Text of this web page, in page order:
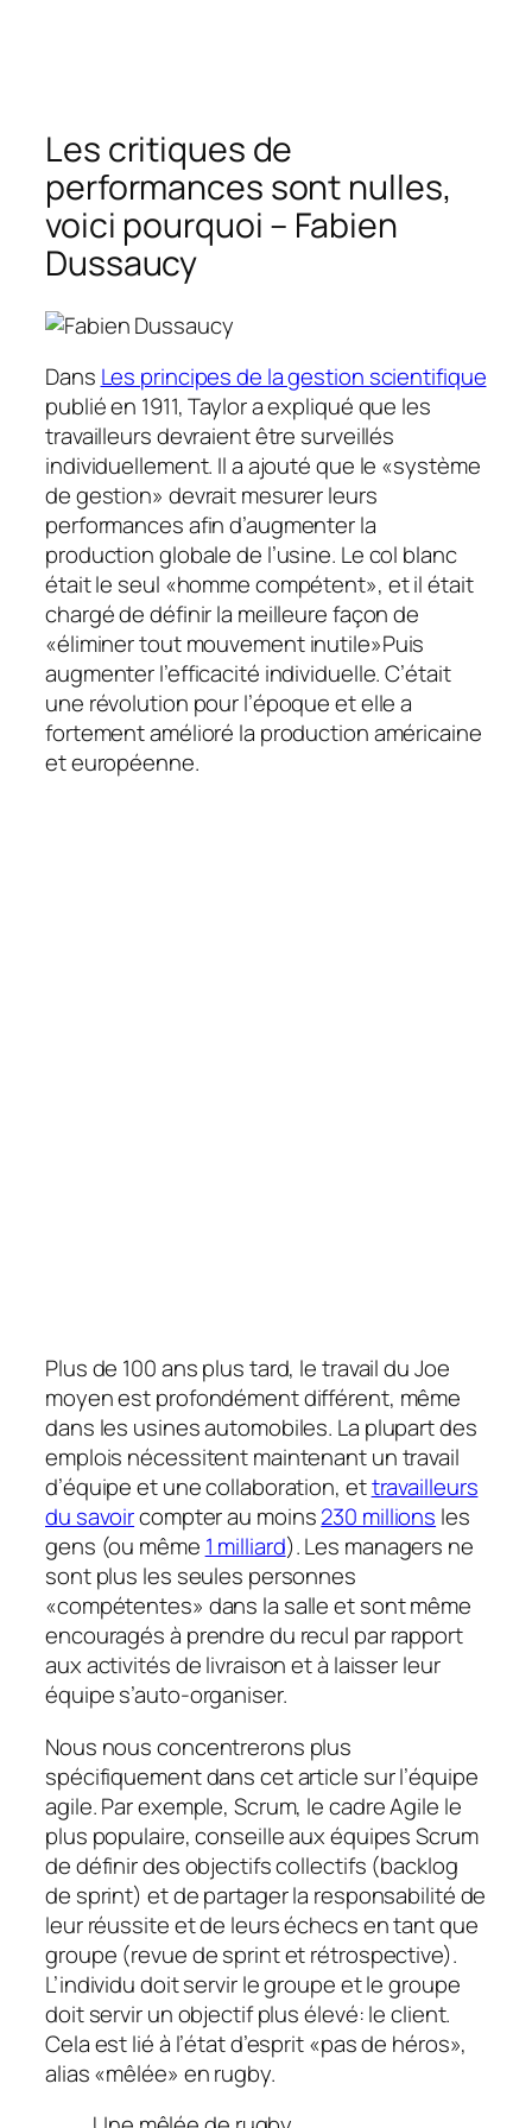
Les critiques de
performances sont nulles,
voici pourquoi – Fabien
Dussaucy
Dans Les principes de la gestion scientifique
publié en 1911, Taylor a expliqué que les
travailleurs devraient être surveillés
individuellement. Il a ajouté que le «système
de gestion» devrait mesurer leurs
performances afin d’augmenter la
production globale de l’usine. Le col blanc
était le seul «homme compétent», et il était
chargé de définir la meilleure façon de
«éliminer tout mouvement inutile»Puis
augmenter l’efficacité individuelle. C’était
une révolution pour l’époque et elle a
fortement amélioré la production américaine
et européenne.
Plus de 100 ans plus tard, le travail du Joe
moyen est profondément différent, même
dans les usines automobiles. La plupart des
emplois nécessitent maintenant un travail
d’équipe et une collaboration, ettravailleurs
du savoircompter au moins230 millions les
gens (ou même 1 milliard). Les managers ne
sont plus les seules personnes
«compétentes» dans la salle et sont même
encouragés à prendre du recul par rapport
aux activités de livraison et à laisser leur
équipe s’auto-organiser.
Nous nous concentrerons plus
spécifiquement dans cet article sur l’équipe
agile. Par exemple, Scrum, le cadre Agile le
plus populaire, conseille aux équipes Scrum
de définir des objectifs collectifs (backlog
de sprint) et de partager la responsabilité de
leur réussite et de leurs échecs en tant que
groupe (revue de sprint et rétrospective).
L’individu doit servir le groupe et le groupe
doit servir un objectif plus élevé: le client.
Cela est lié à l’état d’esprit «pas de héros»,
alias «mêlée» en rugby.